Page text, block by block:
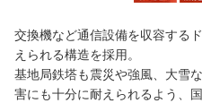
交換機など通信設備を収容する
えられる構造を採用。
基地局鉄塔も震災や強風、大雪
害にも十分に耐えられるよう、